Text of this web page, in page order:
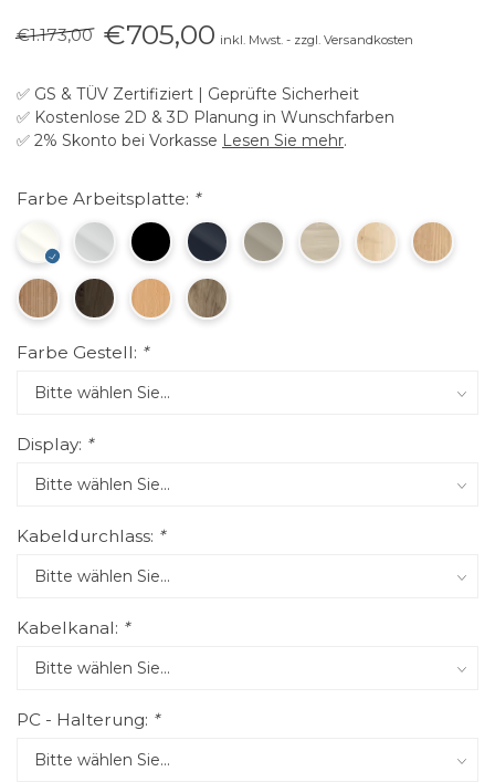
€1.173,00 €705,00 inkl. Mwst. - zzgl. Versandkosten
✅ GS & TÜV Zertifiziert | Geprüfte Sicherheit
✅ Kostenlose 2D & 3D Planung in Wunschfarben
✅ 2% Skonto bei Vorkasse Lesen Sie mehr.
Farbe Arbeitsplatte: *
Farbe Gestell: *
Display: *
Kabeldurchlass: *
Kabelkanal: *
PC - Halterung: *